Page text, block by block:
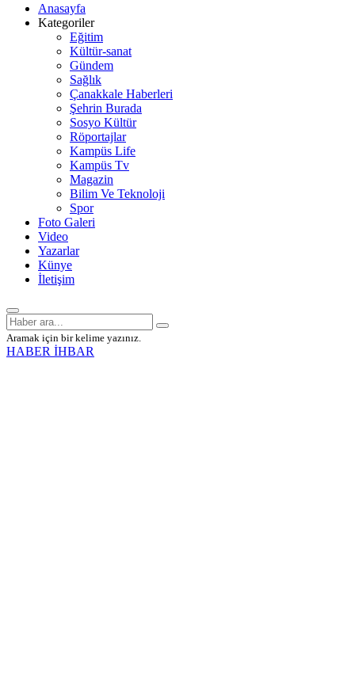
Anasayfa
Kategoriler
Eğitim
Kültür-sanat
Gündem
Sağlık
Çanakkale Haberleri
Şehrin Burada
Sosyo Kültür
Röportajlar
Kampüs Life
Kampüs Tv
Magazin
Bilim Ve Teknoloji
Spor
Foto Galeri
Video
Yazarlar
Künye
İletişim
Aramak için bir kelime yazınız.
HABER İHBAR